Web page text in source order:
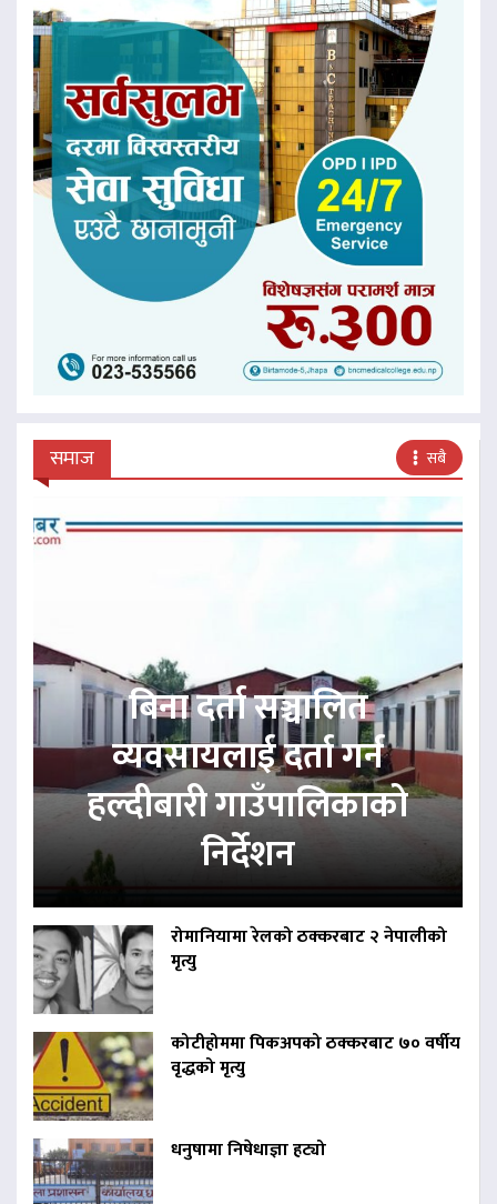
समाज सबै
बिना दर्ता सञ्चालित
व्यवसायलाई दर्ता गर्न
हल्दीबारी गाउँपालिकाको
निर्देशन
रोमानियामा रेलको ठक्करबाट २ नेपालीको
मृत्यु
कोटीहोममा पिकअपको ठक्करबाट ७० वर्षीय
वृद्धको मृत्यु
धनुषामा निषेधाज्ञा हट्यो